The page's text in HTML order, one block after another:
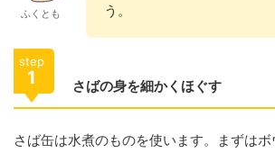
ふくとも
う。
step
1 さばの身を細かくほぐす
さば缶は水煮のものを使います。まずは